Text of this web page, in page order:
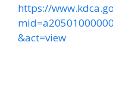
https://
&act=view